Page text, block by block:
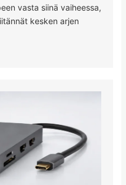
vasta siinä vaiheessa,
kesken arjen